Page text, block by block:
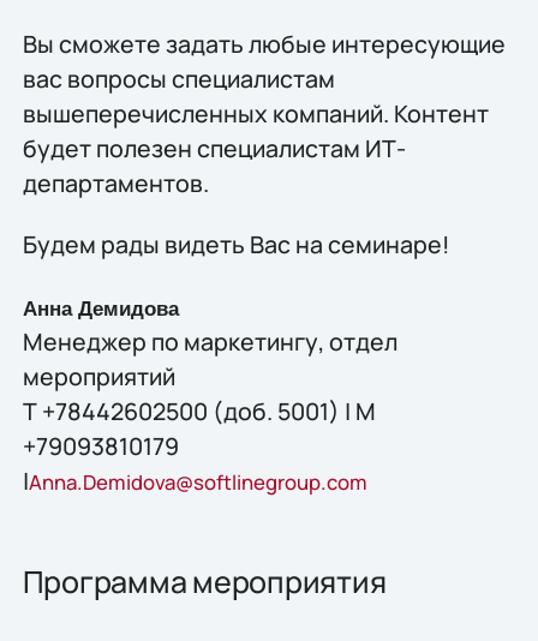
Вы сможете задать любые интересующие
вас вопросы специалистам
вышеперечисленных компаний. Контент
будет полезен специалистам ИТ-
департаментов.
Будем рады видеть Вас на семинаре!
Анна Демидова
Менеджер по маркетингу, отдел
мероприятий
Т +78442602500 (доб. 5001) | М
+79093810179
|Anna.Demidova@softlinegroup.com
Программа мероприятия